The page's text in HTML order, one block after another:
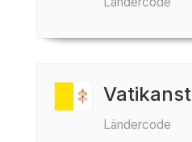
Ländercode